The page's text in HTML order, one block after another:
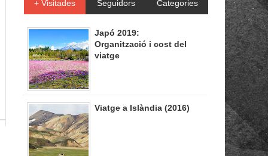
+ Visitades Seguidors Categories
Japó 2019:
Organització i cost del
viatge
Viatge a Islàndia (2016)